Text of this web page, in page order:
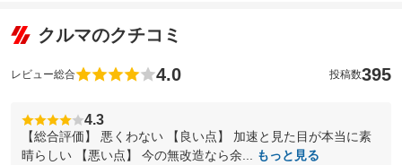
クルマのクチコミ
レビュー総合 4.0 投稿数395
4.3
【総合評価】 悪くわない 【良い点】 加速と見た目が本当に素
晴らしい 【悪い点】 今の無改造なら余...
もっと見る